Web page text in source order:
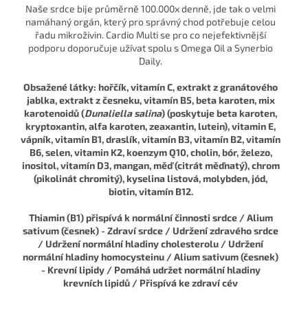
Naše srdce bije průměrně 100.000x denně, jde tak o velmi
namáhaný orgán, který pro správný chod potřebuje celou
řadu mikroživin. Cardio Multi se pro co nejefektivnější
podporu doporučuje užívat spolu s Omega Oil a Synerbio
Daily.
Obsažené látky: hořčík, vitamín C, extrakt z granátového
jablka, extrakt z česneku, vitamín B5, beta karoten, mix
karotenoidů (Dunaliella salina) (poskytuje beta karoten,
kryptoxantin, alfa karoten, zeaxantin, lutein), vitamin E,
vápník, vitamín B1, draslík, vitamín B3, vitamín B2, vitamín
B6, selen, vitamin K2, koenzym Q10, cholin, bór, železo,
inositol, vitamín D3, mangan, měď (citrát měďnatý), chrom
(pikolinát chromitý), kyselina listová, molybden, jód,
biotin, vitamín B12.
Thiamin (B1) přispívá k normální činnosti srdce / Alium
sativum (česnek) - Zdraví srdce / Udržení zdravého srdce
/ Udržení normální hladiny cholesterolu / Udržení
normální hladiny homocysteinu / Alium sativum (česnek)
- Krevní lipidy / Pomáhá udržet normální hladiny
krevních lipidů / Přispívá ke zdraví cév